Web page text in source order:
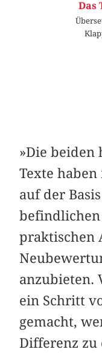
Das
»Die beiden
Texte
auf der
praktischen
anzubieten.
ein Schritt
gemacht,
Differenz zu